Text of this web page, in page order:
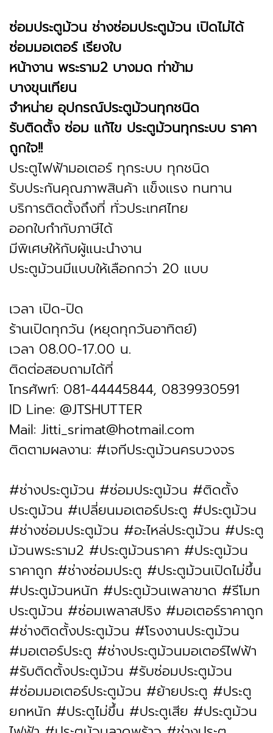
ซ่อมประตูม้วน ช่างซ่อมประตูม้วน เปิดไม่ได้
ซ่อมมอเตอร์ เรียงใบ
หน้างาน พระราม2 บางมด ท่าข้าม
บางขุนเทียน
จำหน่าย อุปกรณ์ประตูม้วนทุกชนิด
รับติดตั้ง ซ่อม แก้ไข ประตูม้วนทุกระบบ ราคา
ถูกใจ!!
ประตูไฟฟ้ามอเตอร์ ทุกระบบ ทุกชนิด
รับประกันคุณภาพสินค้า เเข็งเเรง ทนทาน
บริการติดตั้งถึงที่ ทั่วประเทศไทย
ออกใบกำกับภาษีได้
มีพิเศษให้กับผู้แนะนำงาน
ประตูม้วนมีแบบให้เลือกกว่า 20 แบบ
เวลา เปิด-ปิด
ร้านเปิดทุกวัน (หยุดทุกวันอาทิตย์)
เวลา 08.00-17.00 น.
ติดต่อสอบถามได้ที่
โทรศัพท์: 081-44445844, 0839930591
ID Line: @JTSHUTTER
Mail: Jitti_srimat@hotmail.com
ติดตามผลงาน: #เจทีประตูม้วนครบวงจร
#ช่างประตูม้วน #ซ่อมประตูม้วน #ติดตั้ง
ประตูม้วน #เปลี่ยนมอเตอร์ประตู #ประตูม้วน
#ช่างซ่อมประตูม้วน #อะไหล่ประตูม้วน #ประตู
ม้วนพระราม2 #ประตูม้วนราคา #ประตูม้วน
ราคาถูก #ช่างซ่อมประตู #ประตูม้วนเปิดไม่ขึ้น
#ประตูม้วนหนัก #ประตูม้วนเพลาขาด #รีโมท
ประตูม้วน #ซ่อมเพลาสปริง #มอเตอร์ราคาถูก
#ช่างติดตั้งประตูม้วน #โรงงานประตูม้วน
#มอเตอร์ประตู #ช่างประตูม้วนมอเตอร์ไฟฟ้า
#รับติดตั้งประตูม้วน #รับซ่อมประตูม้วน
#ซ่อมมอเตอร์ประตูม้วน #ย้ายประตู #ประตู
ยกหนัก #ประตูไม่ขึ้น #ประตูเสีย #ประตูม้วน